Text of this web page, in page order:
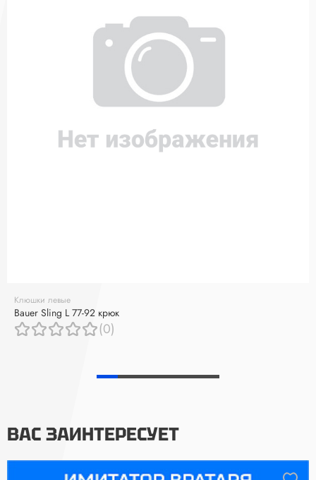
Клюшки левые
Bauer Sling L 77-92 крюк
(0)
ВАС ЗАИНТЕРЕСУЕТ